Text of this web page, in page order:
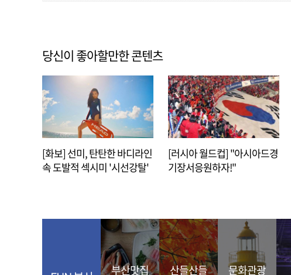
당신이 좋아할만한 콘텐츠
[화보] 선미, 탄탄한 바디라인
속 도발적 섹시미 '시선강탈'
[러시아 월드컵] "아시아드경
기장서응원하자!"
부산맛집 산들산들 문화관광